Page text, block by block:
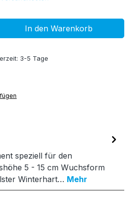
3-5 Tage
Gib den
In den Warenkorb
speziell für den
5 - 15 cm Wuchsform
Winterhart… Mehr